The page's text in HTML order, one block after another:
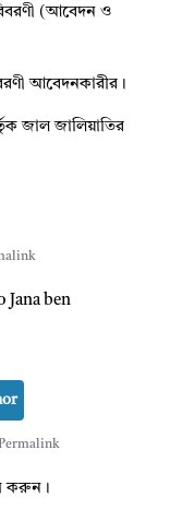
(আবেদন ও
আবেদনকারীর।
জাল জালিয়াতির
Jana ben
করুন।